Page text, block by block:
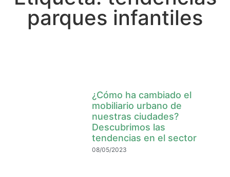
parques infantiles
¿Cómo ha cambiado el
mobiliario urbano de
nuestras ciudades?
Descubrimos las
tendencias en el sector
08/05/2023